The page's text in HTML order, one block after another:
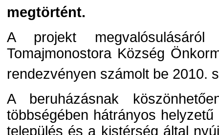
megtörtént.
A projekt megvalósulásáról
Tomajmonostora Község
rendezvényen számolt be 2010.
A beruházásnak
többségében hátrányos
település és a kistérség által